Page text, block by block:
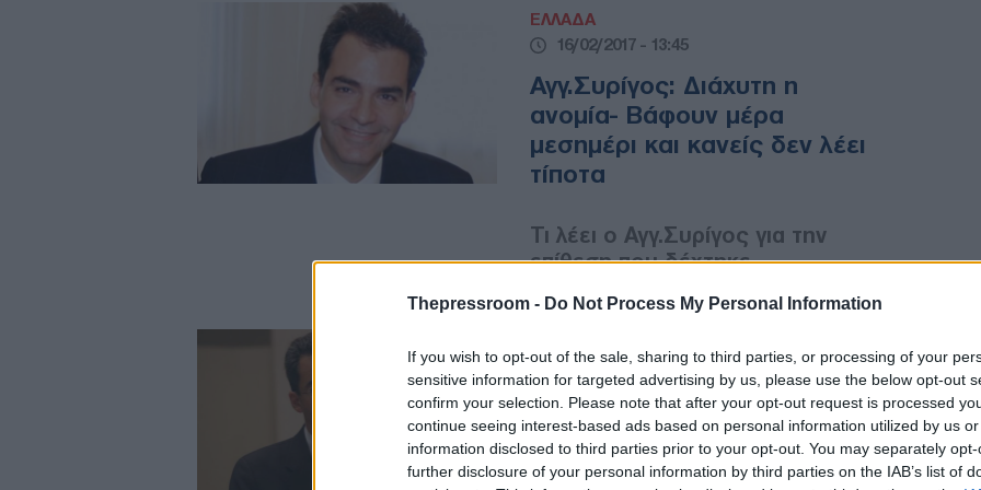
Thepressroom - Do Not Process My Personal Information
If you wish to opt-out of the sale, sharing to third parties, or processing of your
sensitive information for targeted advertising by us, please use the below opt-out
confirm your selection. Please note that after your opt-out request is processed
continue seeing interest-based ads based on personal information utilized by us
information disclosed to third parties prior to your opt-out. You may separately
further disclosure of your personal information by third parties on the IAB’s list of
ΕΛΛΑΔΑ
16/02/2017 - 13:45
Αγγ.Συρίγος: Διάχυτη η
ανομία- Βάφουν μέρα
μεσημέρι και κανείς δεν λέει
τίποτα
Τι λέει ο Αγγ.Συρίγος για την
επίθεση που δέχτηκε
16/02/2017 - 11:26
Στον εισαγγελέα ο 25χρονος
που επιτέθηκε στον καθηγητή
Άγγελο Συρίγο